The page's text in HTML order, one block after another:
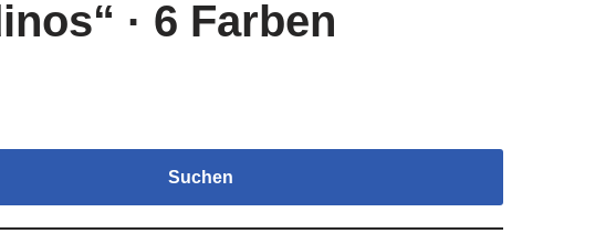
· 6 Farben
Suchen